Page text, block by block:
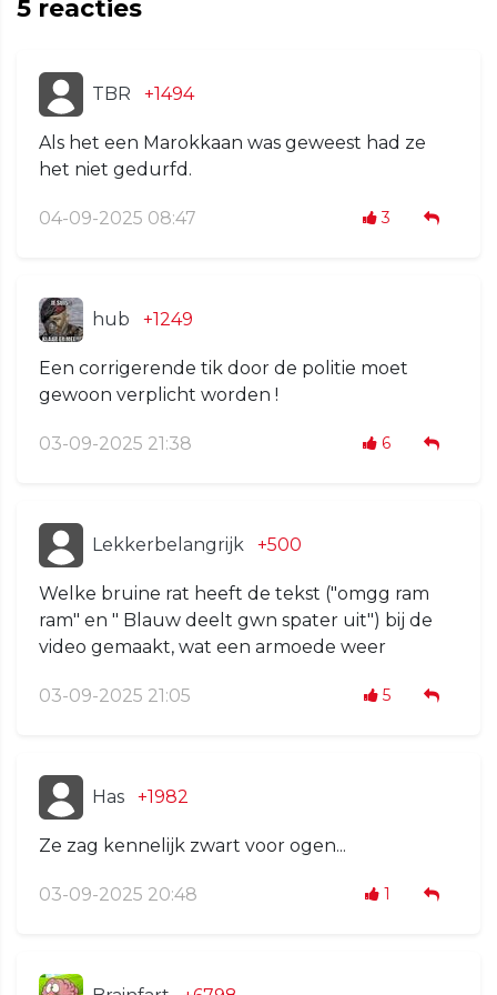
5 reacties
TBR +1494
Als het een Marokkaan was geweest had ze
het niet gedurfd.
04-09-2025 08:47 3
hub +1249
Een corrigerende tik door de politie moet
gewoon verplicht worden !
03-09-2025 21:38 6
Lekkerbelangrijk +500
Welke bruine rat heeft de tekst ("omgg ram
ram" en " Blauw deelt gwn spater uit") bij de
video gemaakt, wat een armoede weer
03-09-2025 21:05 5
Has +1982
Ze zag kennelijk zwart voor ogen...
03-09-2025 20:48 1